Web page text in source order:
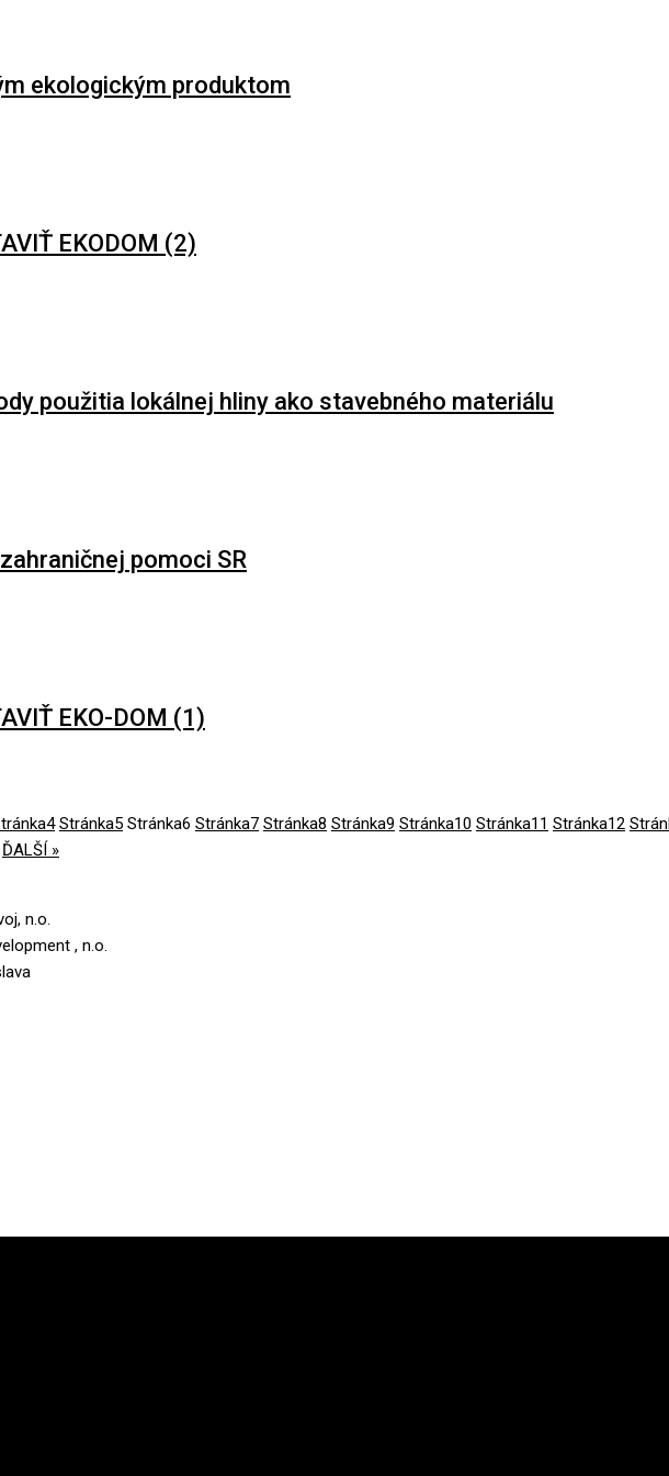
ekologickým produktom
EKODOM (2)
použitia lokálnej hliny ako stavebného materiálu
pomoci SR
EKO-DOM (1)
4 Stránka5 Stránka6 Stránka7 Stránka8 Stránka9 Stránka10 Stránka11 Stránka12
ĎALŠÍ »
n.o.
, n.o.